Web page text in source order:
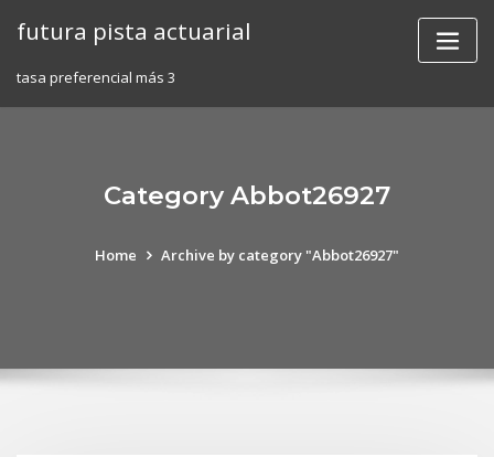
futura pista actuarial
tasa preferencial más 3
Category Abbot26927
Home Archive by category "Abbot26927"